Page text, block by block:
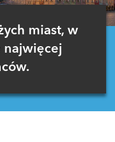
miast, w
najwięcej